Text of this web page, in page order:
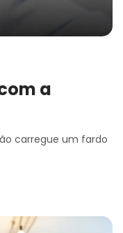
a
carregue um fardo